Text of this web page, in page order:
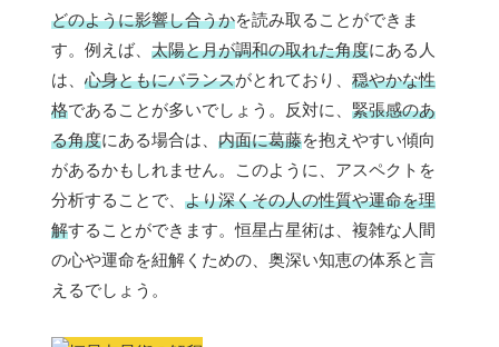
どのように影響し合うかを読み取ることができま
す。例えば、 太陽と月が調和の取れた角度にある人
は、 心身ともにバランスがとれており、 穏やかな性
格であることが多いでしょう。反対に、 緊張感のあ
る角度にある場合は、 内面に葛藤を抱えやすい傾向
があるかもしれません。このように、アスペクトを
分析することで、 より深くその人の性質や運命を理
解することができます。恒星占星術は、複雑な人間
の心や運命を紐解くための、奥深い知恵の体系と言
えるでしょう。